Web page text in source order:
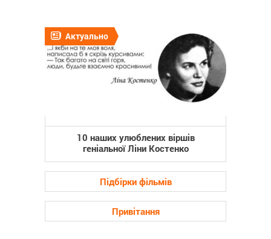
Актуально
10 наших улюблених віршів
геніальної Ліни Костенко
Підбірки фільмів
Привітання